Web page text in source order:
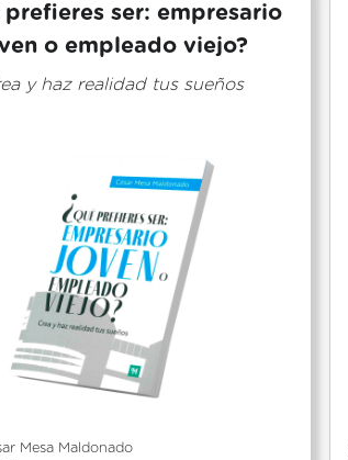
prefieres ser: empresario
o empleado viejo?
y haz realidad tus sueños
Mesa Maldonado